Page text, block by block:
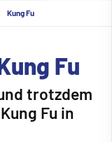
Kung Fu
Fu
trotzdem
Fu in